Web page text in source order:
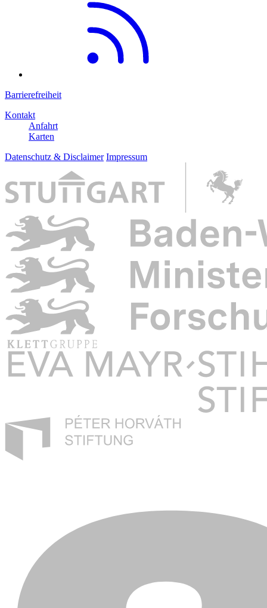
Barrierefreiheit
Kontakt
Anfahrt
Karten
Datenschutz & Disclaimer Impressum